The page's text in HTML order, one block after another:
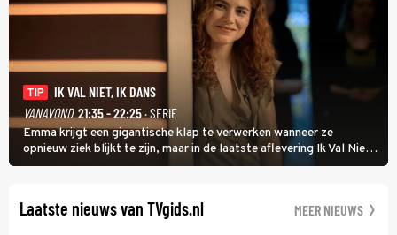
TIP
IK VAL NIET, IK DANS
VANAVOND 21:35 - 22:25· SERIE
Emma krijgt een gigantische klap te verwerken wanneer ze
opnieuw ziek blijkt te zijn, maar in de laatste aflevering Ik Val Niet,
Ik Dans laat ze zien dat ze niet van plan is op te geven, zelfs als ze
Laatste nieuws van TVgids.nl MEER NIEUWS